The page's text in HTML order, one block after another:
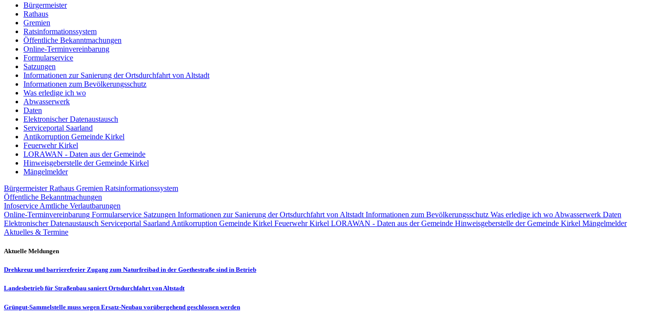
Bürgermeister
Rathaus
Gremien
Ratsinformationssystem
Öffentliche Bekanntmachungen
Online-Terminvereinbarung
Formularservice
Satzungen
Informationen zur Sanierung der Ortsdurchfahrt von Altstadt
Informationen zum Bevölkerungsschutz
Was erledige ich wo
Abwasserwerk
Daten
Elektronischer Datenaustausch
Serviceportal Saarland
Antikorruption Gemeinde Kirkel
Feuerwehr Kirkel
LORAWAN - Daten aus der Gemeinde
Hinweisgeberstelle der Gemeinde Kirkel
Mängelmelder
BürgermeisterRathaus Gremien Ratsinformationssystem
Öffentliche Bekanntmachungen
Infoservice Amtliche Verlautbarungen
Online-Terminvereinbarung Formularservice Satzungen Informationen zur Sanierung der Ortsdurchfahrt von Altstadt Informationen zum Bevölkerungsschutz Was erledige ich wo Abwasserwerk Daten
Elektronischer Datenaustausch Serviceportal Saarland Antikorruption Gemeinde Kirkel Feuerwehr Kirkel LORAWAN - Daten aus der Gemeinde Hinweisgeberstelle der Gemeinde Kirkel Mängelmelder
Aktuelles & Termine
Aktuelle Meldungen
Drehkreuz und barrierefreier Zugang zum Naturfreibad in der Goethestraße sind in Betrieb
Landesbetrieb für Straßenbau saniert Ortsdurchfahrt von Altstadt
Grüngut-Sammelstelle muss wegen Ersatz-Neubau vorübergehend geschlossen werden